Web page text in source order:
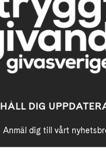
HÅLL DIG
Anmäl dig till vårt